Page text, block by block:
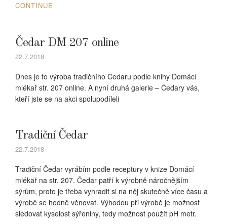
CONTINUE
Čedar DM 207 online
22.7.2018
Dnes je to výroba tradičního Čedaru podle knihy Domácí
mlékař str. 207 online. A nyní druhá galerie – Čedary vás,
kteří jste se na akci spolupodíleli
Tradiční Čedar
22.7.2018
Tradiční Čedar vyrábím podle receptury v knize Domácí
mlékař na str. 207. Čedar patří k výrobně náročnějším
sýrům, proto je třeba vyhradit si na něj skutečně více času a
výrobě se hodně věnovat. Výhodou při výrobě je možnost
sledovat kyselost sýřeniny, tedy možnost použít pH metr.